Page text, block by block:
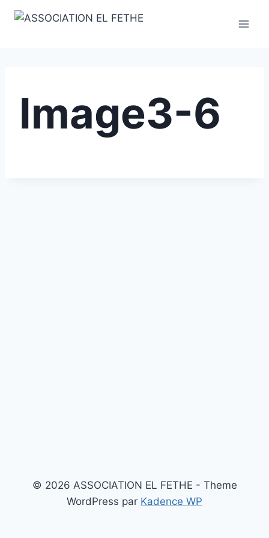
Skip
Image3-6
© 2026 ASSOCIATION EL FETHE - Theme
WordPress par Kadence WP